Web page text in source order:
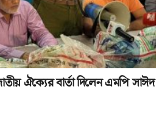
ঐক্যের বার্তা দিলেন এমপি সাঈদ